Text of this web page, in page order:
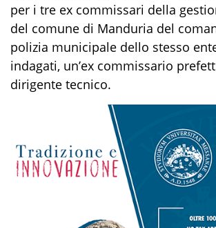
per i tre ex commissari della
del comune di Manduria del
polizia municipale dello stesso
indagati, un’ex commissario
dirigente tecnico.